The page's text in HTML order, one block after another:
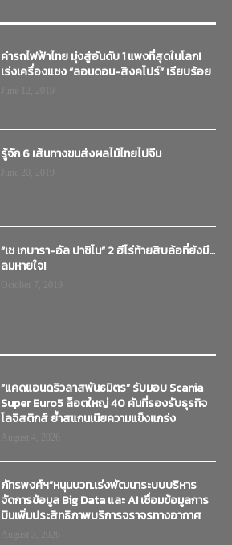
ค่ารถไฟฟ้าไทย มุ่งสู่อันดับ 1 แพงที่สุดในโลก!
เร่งเครื่องแซง “ลอนดอน-สิงคโปร์” เรียบร้อย
รู้จัก 6 เส้นทางขนส่งผลไม้ไทยไปจีน
“เช เกบารา-อัล ปาชิโน” 2 ฮีโร่ท้ายสิบล้อที่ยังมี…
ลมหายใจ!
“แคดแอนดริวลาสพันธมิตร” รับมอบ Scania
Super Euro5 ล็อตใหญ่ 40 คันที่รองรับธุรกิจ
โลจิสติกส์ ย้ำสแกนเนียความแข็งแกร่ง
ภัทรพงศ์ฯ”หนุนบวท.เร่งพัฒนาระบบบริหาร
จัดการข้อมูล Big Data และ AI เชื่อมข้อมูลการ
บินเพิ่มประสิทธิภาพบริการจราจรทางอากาศ